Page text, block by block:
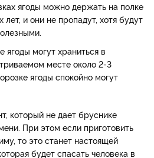
ягоды можно держать на полке
лет, и они не пропадут, хотя будут
могут храниться в
месте около 2-3
ягоды спокойно могут
который не дает бруснике
При этом если приготовить
то это станет настоящей
будет спасать человека в